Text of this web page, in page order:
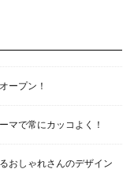
町２丁目９－２３ 晃進ビル2F
1-2 フラットライフワーク1F
ープン！
マで常にカッコよく！
おしゃれさんのデザイン